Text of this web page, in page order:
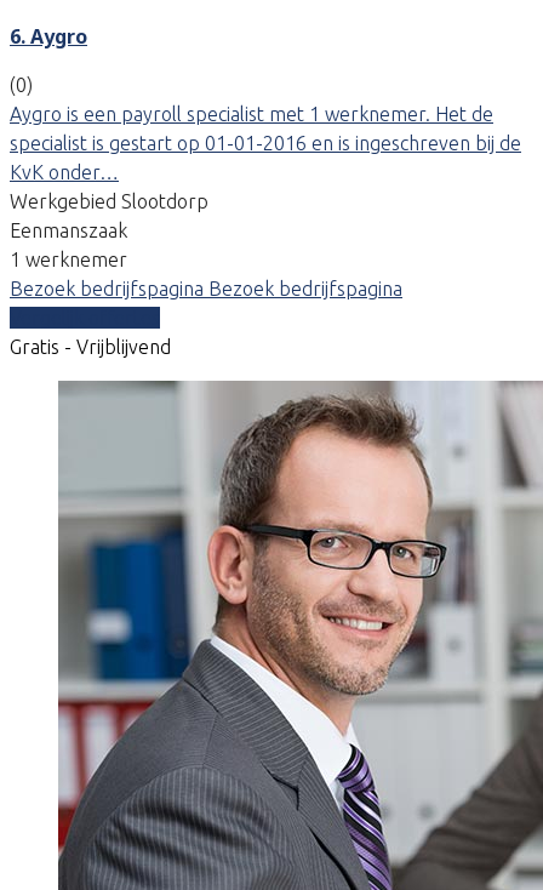
6. Aygro
(0)
Aygro is een payroll specialist met 1 werknemer. Het de
specialist is gestart op 01-01-2016 en is ingeschreven bij de
KvK onder…
Werkgebied Slootdorp
Eenmanszaak
1 werknemer
Bezoek bedrijfspagina Bezoek bedrijfspagina
Gratis - Vrijblijvend